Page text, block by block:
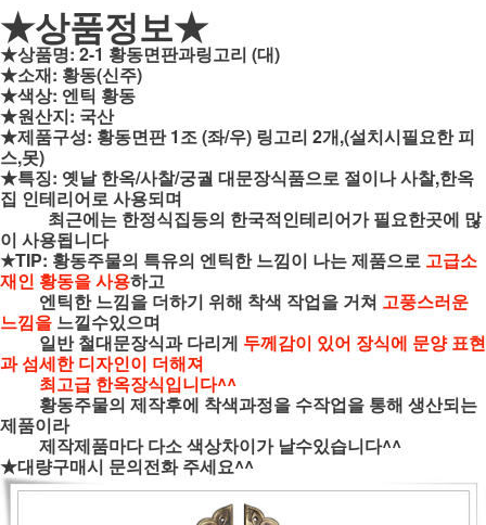
★상품정보★
★상품명: 2-1 황동면판과링고리 (대)
★소재: 황동(신주)
★색상: 엔틱 황동
★원산지: 국산
★제품구성: 황동면판 1조 (좌/우) 링고리 2개,(설치시필요한 피
스,못)
★특징: 옛날 한옥/사찰/궁궐 대문장식품으로 절이나 사찰,한옥
집 인테리어로 사용되며
최근에는 한정식집등의 한국적인테리어가 필요한곳에 많
이 사용됩니다
★TIP: 황동주물의 특유의 엔틱한 느낌이 나는 제품으로 고급소
재인 황동을 사용하고
엔틱한 느낌을 더하기 위해 착색 작업을 거쳐 고풍스러운
느낌을 느낄수있으며
일반 철대문장식과 다리게 두께감이 있어 장식에 문양 표현
과 섬세한 디자인이 더해져
최고급 한옥장식입니다^^
황동주물의 제작후에 착색과정을 수작업을 통해 생산되는
제품이라
제작제품마다 다소 색상차이가 날수있습니다^^
★대량구매시 문의전화 주세요^^